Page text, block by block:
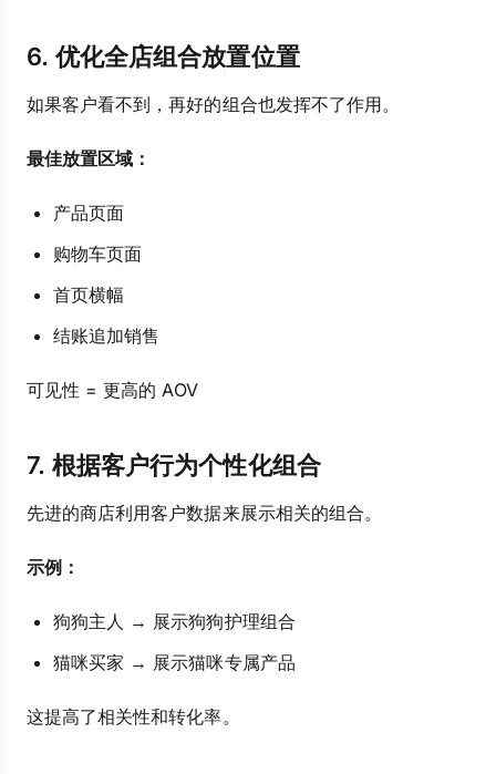
6. 优化全店组合放置位置
如果客户看不到，再好的组合也发挥不了作用。
最佳放置区域：
产品页面
购物车页面
首页横幅
结账追加销售
可见性 = 更高的 AOV
7. 根据客户行为个性化组合
先进的商店利用客户数据来展示相关的组合。
示例：
狗狗主人 → 展示狗狗护理组合
猫咪买家 → 展示猫咪专属产品
这提高了相关性和转化率。